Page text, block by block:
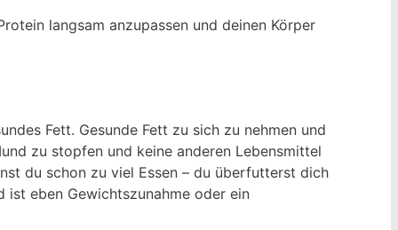
langsam anzupassen und deinen Körper
Fett. Gesunde Fett zu sich zu nehmen und
zu stopfen und keine anderen Lebensmittel
du schon zu viel Essen – du überfutterst dich
ist eben Gewichtszunahme oder ein